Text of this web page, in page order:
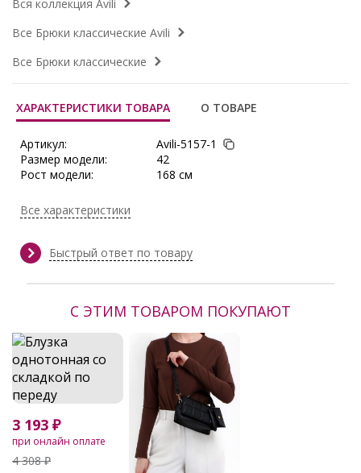
Вся коллекция Avili
Все Брюки классические Avili
Все Брюки классические
ХАРАКТЕРИСТИКИ ТОВАРА О ТОВАРЕ
Артикул:
Avili-5157-1
Размер модели:
42
Рост модели:
168 см
Тип ткани:
Зима, Круглогодичный, Лето,
круглогодичный
Все характеристики
Быстрый ответ по товару
С ЭТИМ ТОВАРОМ ПОКУПАЮТ
3 193 ₽
при онлайн оплате
4 308 ₽